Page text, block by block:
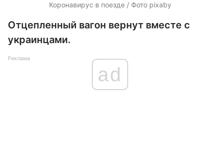
Коронавирус в поезде / Фото pixaby
Отцепленный вагон вернут вместе с
украинцами.
Реклама
ad